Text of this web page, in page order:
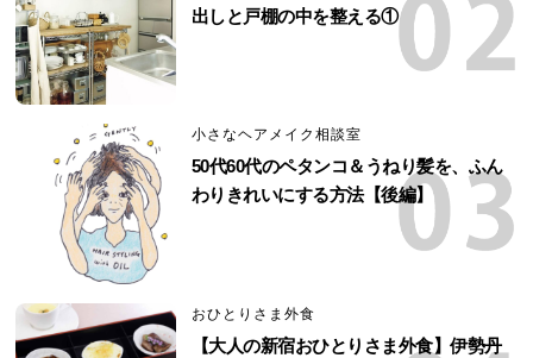
出しと戸棚の中を整える①
小さなヘアメイク相談室
50代60代のペタンコ＆うねり髪を、ふん
わりきれいにする方法【後編】
おひとりさま外食
【大人の新宿おひとりさま外食】伊勢丹